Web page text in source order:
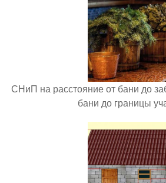
СНиП на расстояние от бани до
бани до границы